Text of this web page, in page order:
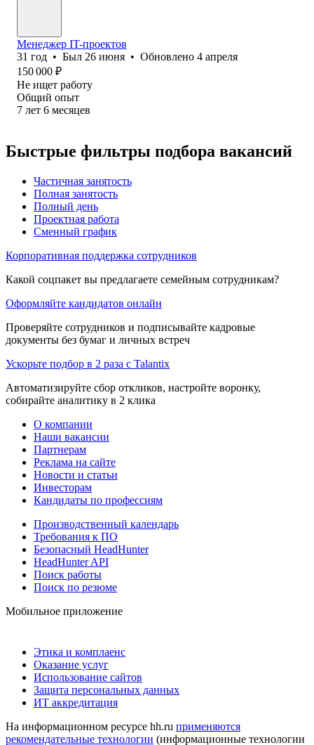
Менеджер IT-проектов
31 год • Был 26 июня • Обновлено 4 апреля
150 000 ₽
Не ищет работу
Общий опыт
7 лет 6 месяцев
Быстрые фильтры подбора вакансий
Частичная занятость
Полная занятость
Полный день
Проектная работа
Сменный график
Корпоративная поддержка сотрудников
Какой соцпакет вы предлагаете семейным сотрудникам?
Оформляйте кандидатов онлайн
Проверяйте сотрудников и подписывайте кадровые
документы без бумаг и личных встреч
Ускорьте подбор в 2 раза с Talantix
Автоматизируйте сбор откликов, настройте воронку,
собирайте аналитику в 2 клика
О компании
Наши вакансии
Партнерам
Реклама на сайте
Новости и статьи
Инвесторам
Кандидаты по профессиям
Производственный календарь
Требования к ПО
Безопасный HeadHunter
HeadHunter API
Поиск работы
Поиск по резюме
Мобильное приложение
Этика и комплаенс
Оказание услуг
Использование сайтов
Защита персональных данных
ИТ аккредитация
На информационном ресурсе hh.ru применяются
рекомендательные технологии (информационные технологии